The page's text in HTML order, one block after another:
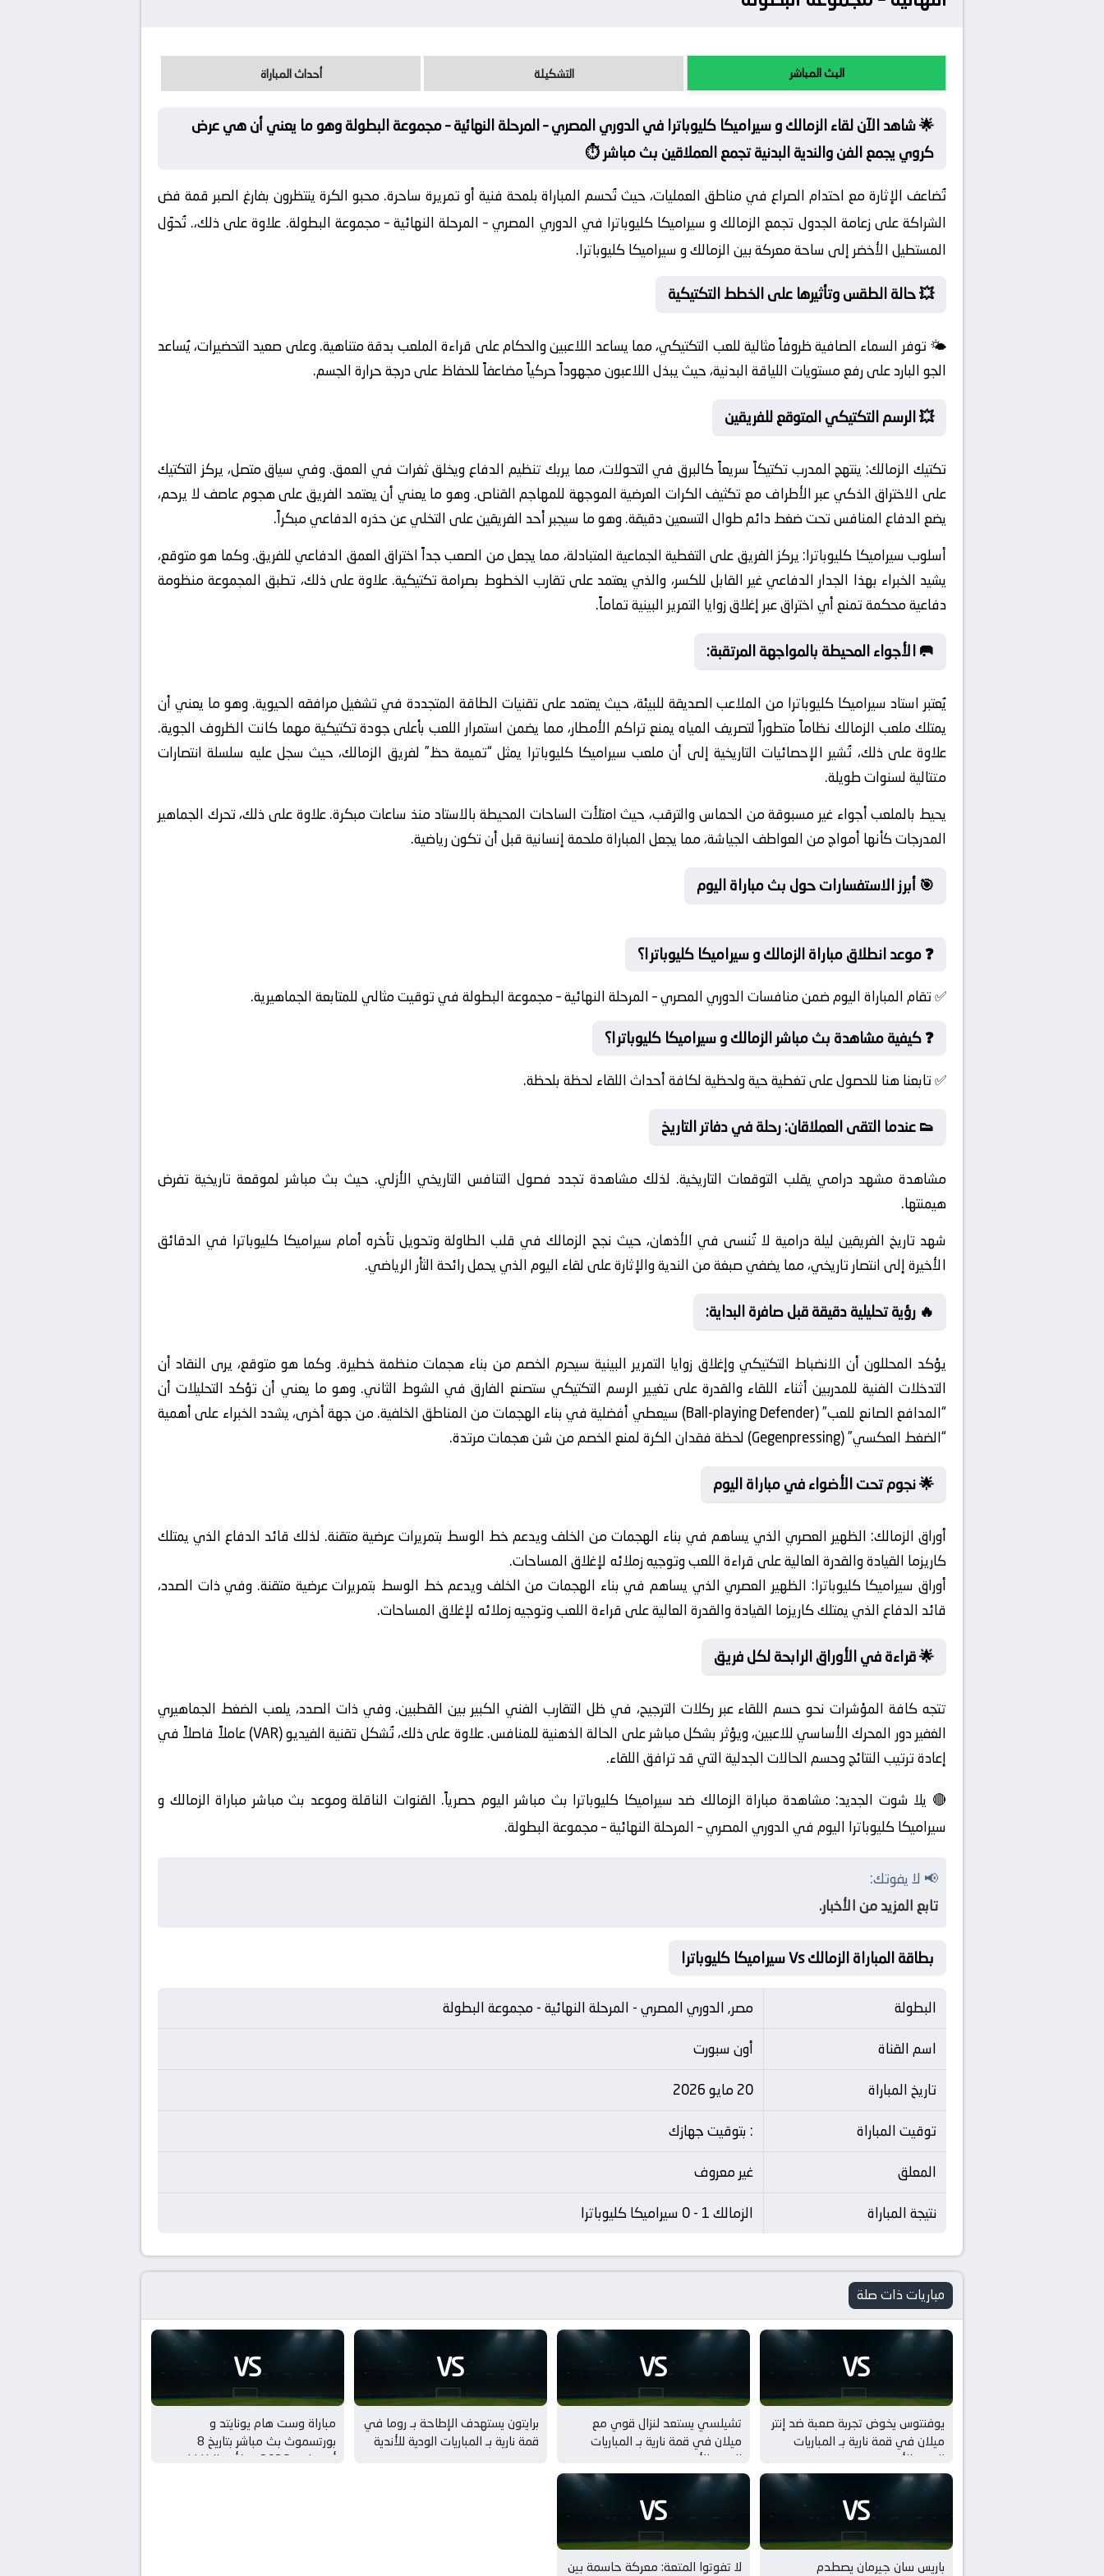
البث المباشر التشكيلة أحداث المباراة
🌟 شاهد الآن لقاء الزمالك و سيراميكا كليوباترا في الدوري المصري – المرحلة النهائية – مجموعة البطولة وهو ما يعني أن هي عرض
كروي يجمع الفن والندية البدنية تجمع العملاقين بث مباشر ⏱️
تُضاعف الإثارة مع احتدام الصراع في مناطق العمليات، حيث تُحسم المباراة بلمحة فنية أو تمريرة ساحرة. محبو الكرة ينتظرون بفارغ الصبر قمة فض
الشراكة على زعامة الجدول تجمع الزمالك و سيراميكا كليوباترا في الدوري المصري – المرحلة النهائية – مجموعة البطولة. علاوة على ذلك،. تُحوّل
المستطيل الأخضر إلى ساحة معركة بين الزمالك و سيراميكا كليوباترا.
💥 حالة الطقس وتأثيرها على الخطط التكتيكية
🌤️ توفر السماء الصافية ظروفاً مثالية للعب التكتيكي، مما يساعد اللاعبين والحكام على قراءة الملعب بدقة متناهية. وعلى صعيد التحضيرات، يُساعد
الجو البارد على رفع مستويات اللياقة البدنية، حيث يبذل اللاعبون مجهوداً حركياً مضاعفاً للحفاظ على درجة حرارة الجسم.
💥 الرسم التكتيكي المتوقع للفريقين
تكتيك الزمالك: ينتهج المدرب تكتيكاً سريعاً كالبرق في التحولات، مما يربك تنظيم الدفاع ويخلق ثغرات في العمق. وفي سياق متصل، يركز التكتيك
على الاختراق الذكي عبر الأطراف مع تكثيف الكرات العرضية الموجهة للمهاجم القناص. وهو ما يعني أن يعتمد الفريق على هجوم عاصف لا يرحم،
يضع الدفاع المنافس تحت ضغط دائم طوال التسعين دقيقة. وهو ما سيجبر أحد الفريقين على التخلي عن حذره الدفاعي مبكراً.
أسلوب سيراميكا كليوباترا: يركز الفريق على التغطية الجماعية المتبادلة، مما يجعل من الصعب جداً اختراق العمق الدفاعي للفريق. وكما هو متوقع،
يشيد الخبراء بهذا الجدار الدفاعي غير القابل للكسر، والذي يعتمد على تقارب الخطوط بصرامة تكتيكية. علاوة على ذلك، تطبق المجموعة منظومة
دفاعية محكمة تمنع أي اختراق عبر إغلاق زوايا التمرير البينية تماماً.
🥅 الأجواء المحيطة بالمواجهة المرتقبة:
يُعتبر استاد سيراميكا كليوباترا من الملاعب الصديقة للبيئة، حيث يعتمد على تقنيات الطاقة المتجددة في تشغيل مرافقه الحيوية. وهو ما يعني أن
يمتلك ملعب الزمالك نظاماً متطوراً لتصريف المياه يمنع تراكم الأمطار، مما يضمن استمرار اللعب بأعلى جودة تكتيكية مهما كانت الظروف الجوية.
علاوة على ذلك، تُشير الإحصائيات التاريخية إلى أن ملعب سيراميكا كليوباترا يمثل “تميمة حظ” لفريق الزمالك، حيث سجل عليه سلسلة انتصارات
متتالية لسنوات طويلة.
يحيط بالملعب أجواء غير مسبوقة من الحماس والترقب، حيث امتلأت الساحات المحيطة بالاستاد منذ ساعات مبكرة. علاوة على ذلك، تحرك الجماهير
المدرجات كأنها أمواج من العواطف الجياشة، مما يجعل المباراة ملحمة إنسانية قبل أن تكون رياضية.
🎯 أبرز الاستفسارات حول بث مباراة اليوم
❓ موعد انطلاق مباراة الزمالك و سيراميكا كليوباترا؟
✅ تقام المباراة اليوم ضمن منافسات الدوري المصري – المرحلة النهائية – مجموعة البطولة في توقيت مثالي للمتابعة الجماهيرية.
❓ كيفية مشاهدة بث مباشر الزمالك و سيراميكا كليوباترا؟
✅ تابعنا هنا للحصول على تغطية حية ولحظية لكافة أحداث اللقاء لحظة بلحظة.
👟 عندما التقى العملاقان: رحلة في دفاتر التاريخ
مشاهدة مشهد درامي يقلب التوقعات التاريخية. لذلك مشاهدة تجدد فصول التنافس التاريخي الأزلي. حيث بث مباشر لموقعة تاريخية تفرض
هيمنتها.
شهد تاريخ الفريقين ليلة درامية لا تُنسى في الأذهان، حيث نجح الزمالك في قلب الطاولة وتحويل تأخره أمام سيراميكا كليوباترا في الدقائق
الأخيرة إلى انتصار تاريخي، مما يضفي صبغة من الندية والإثارة على لقاء اليوم الذي يحمل رائحة الثأر الرياضي.
🔥 رؤية تحليلية دقيقة قبل صافرة البداية:
يؤكد المحللون أن الانضباط التكتيكي وإغلاق زوايا التمرير البينية سيحرم الخصم من بناء هجمات منظمة خطيرة. وكما هو متوقع، يرى النقاد أن
التدخلات الفنية للمدربين أثناء اللقاء والقدرة على تغيير الرسم التكتيكي ستصنع الفارق في الشوط الثاني. وهو ما يعني أن تؤكد التحليلات أن
“المدافع الصانع للعب” (Ball-playing Defender) سيعطي أفضلية في بناء الهجمات من المناطق الخلفية. من جهة أخرى، يشدد الخبراء على أهمية
“الضغط العكسي” (Gegenpressing) لحظة فقدان الكرة لمنع الخصم من شن هجمات مرتدة.
🌟 نجوم تحت الأضواء في مباراة اليوم
أوراق الزمالك: الظهير العصري الذي يساهم في بناء الهجمات من الخلف ويدعم خط الوسط بتمريرات عرضية متقنة. لذلك قائد الدفاع الذي يمتلك
كاريزما القيادة والقدرة العالية على قراءة اللعب وتوجيه زملائه لإغلاق المساحات.
أوراق سيراميكا كليوباترا: الظهير العصري الذي يساهم في بناء الهجمات من الخلف ويدعم خط الوسط بتمريرات عرضية متقنة. وفي ذات الصدد،
قائد الدفاع الذي يمتلك كاريزما القيادة والقدرة العالية على قراءة اللعب وتوجيه زملائه لإغلاق المساحات.
🌟 قراءة في الأوراق الرابحة لكل فريق
تتجه كافة المؤشرات نحو حسم اللقاء عبر ركلات الترجيح، في ظل التقارب الفني الكبير بين القطبين. وفي ذات الصدد، يلعب الضغط الجماهيري
الغفير دور المحرك الأساسي للاعبين، ويؤثر بشكل مباشر على الحالة الذهنية للمنافس. علاوة على ذلك، تُشكل تقنية الفيديو (VAR) عاملاً فاصلاً في
إعادة ترتيب النتائج وحسم الحالات الجدلية التي قد ترافق اللقاء.
🔴 يلا شوت الجديد: مشاهدة مباراة الزمالك ضد سيراميكا كليوباترا بث مباشر اليوم حصرياً. القنوات الناقلة وموعد بث مباشر مباراة الزمالك و
سيراميكا كليوباترا اليوم في الدوري المصري – المرحلة النهائية – مجموعة البطولة.
📢 لا يفوتك:
تابع المزيد من الأخبار.
بطاقة المباراة الزمالك Vs سيراميكا كليوباترا
البطولة
مصر, الدوري المصري - المرحلة النهائية - مجموعة البطولة
اسم القناة
أون سبورت
تاريخ المباراة
20 مايو 2026
توقيت المباراة
: بتوقيت جهازك
المعلق
غير معروف
نتيجة المباراة
الزمالك 1 - 0 سيراميكا كليوباترا
مباريات ذات صلة
VS
يوفنتوس يخوض تجربة صعبة ضد إنتر
ميلان في قمة نارية بـ المباريات
الودية للأندية
VS
تشيلسي يستعد لنزال قوي مع
ميلان في قمة نارية بـ المباريات
الودية للأندية
VS
برايتون يستهدف الإطاحة بـ روما في
قمة نارية بـ المباريات الودية للأندية
VS
مباراة وست هام يونايتد و
بورتسموث بث مباشر بتاريخ 8
أغسطس 2026 بـ كأس الكاراباو –
VS
باريس سان جيرمان يصطدم
VS
لا تفوتوا المتعة: معركة حاسمة بين